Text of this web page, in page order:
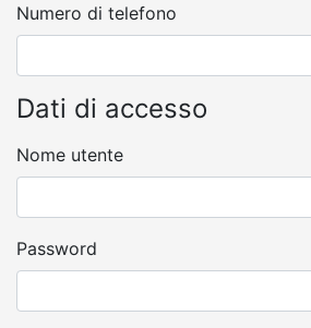
Numero di telefono
Dati di accesso
Nome utente
Password